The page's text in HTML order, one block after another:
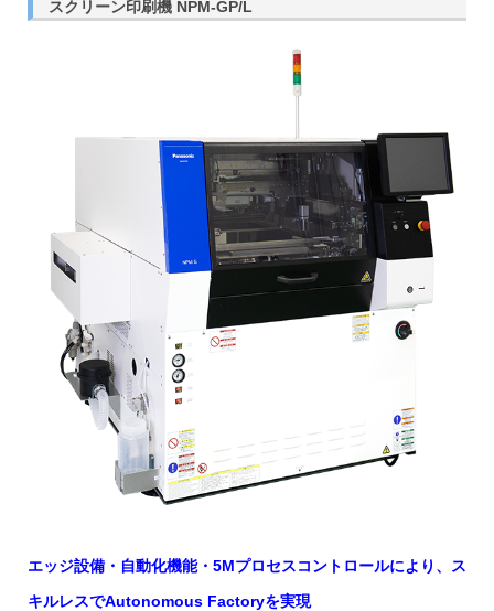
スクリーン印刷機 NPM-GP/L
エッジ設備・自動化機能・5Mプロセスコントロールにより、ス
キルレスでAutonomous Factoryを実現